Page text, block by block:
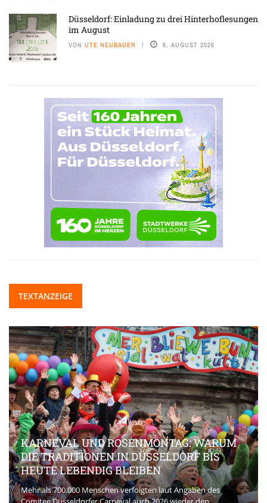
Düsseldorf: Einladung zu drei Hinterhoflesungen
im August
VON UTE NEUBAUER 6. AUGUST 2026
TEXTANZEIGE
KARNEVAL UND ROSENMONTAG: WARUM
DIE TRADITIONEN IN DÜSSELDORF BIS
HEUTE LEBENDIG BLEIBEN
Mehr als 700.000 Menschen verfolgten laut Angaben des